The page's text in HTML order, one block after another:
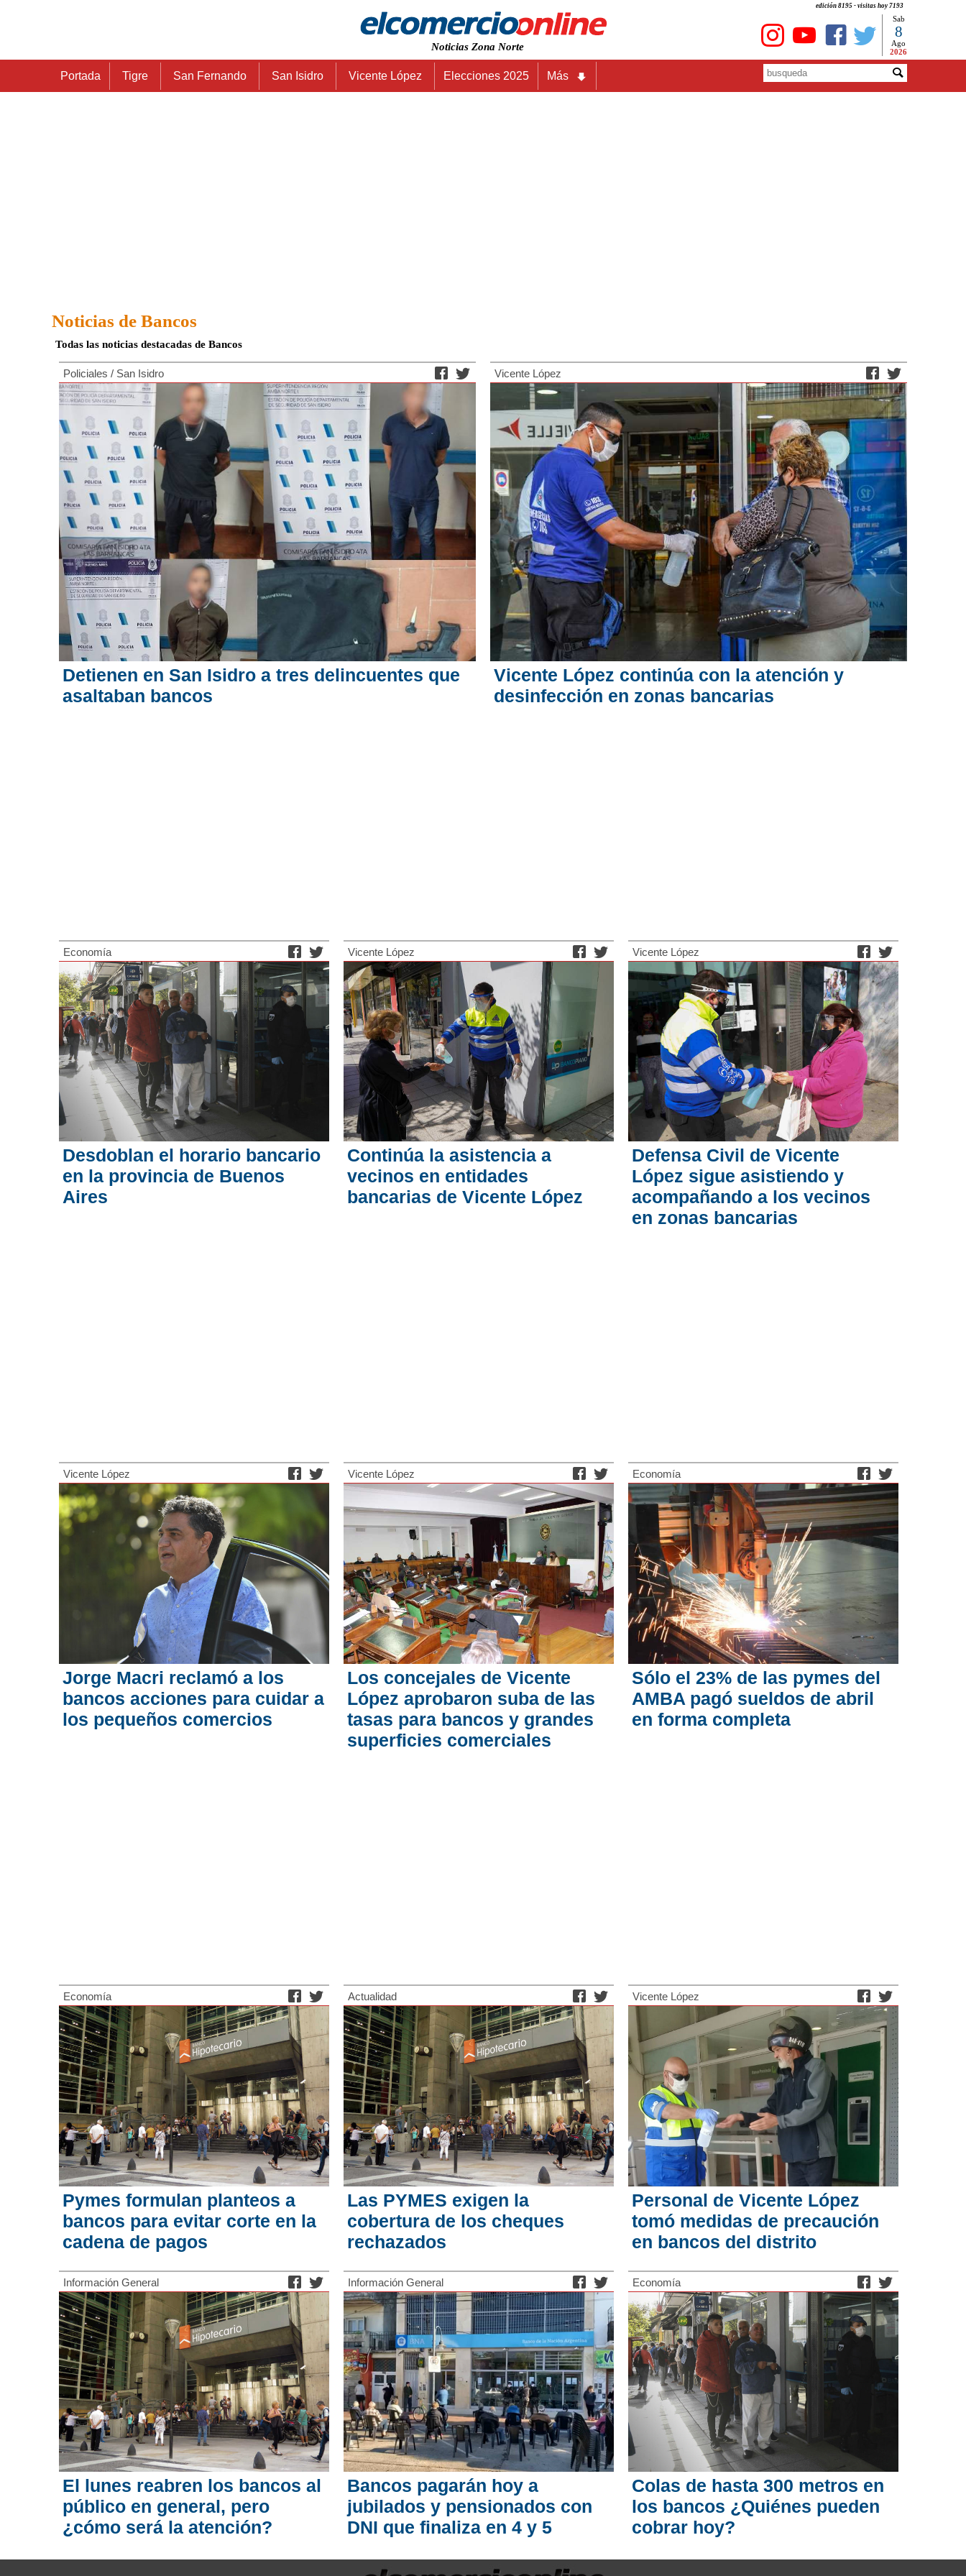
edición 8195 - visitas hoy 7193
Noticias Zona Norte
Sab
8
Ago
2026
Portada Tigre San Fernando San Isidro Vicente López Elecciones 2025 Más
Noticias de Bancos
Todas las noticias destacadas de Bancos
Policiales / San Isidro
Detienen en San Isidro a tres delincuentes que
asaltaban bancos
Vicente López
Vicente López continúa con la atención y
desinfección en zonas bancarias
Economía
Desdoblan el horario bancario
en la provincia de Buenos
Aires
Vicente López
Continúa la asistencia a
vecinos en entidades
bancarias de Vicente López
Vicente López
Defensa Civil de Vicente
López sigue asistiendo y
acompañando a los vecinos
en zonas bancarias
Vicente López
Jorge Macri reclamó a los
bancos acciones para cuidar a
los pequeños comercios
Vicente López
Los concejales de Vicente
López aprobaron suba de las
tasas para bancos y grandes
superficies comerciales
Economía
Sólo el 23% de las pymes del
AMBA pagó sueldos de abril
en forma completa
Economía
Pymes formulan planteos a
bancos para evitar corte en la
cadena de pagos
Actualidad
Las PYMES exigen la
cobertura de los cheques
rechazados
Vicente López
Personal de Vicente López
tomó medidas de precaución
en bancos del distrito
Información General
El lunes reabren los bancos al
público en general, pero
¿cómo será la atención?
Información General
Bancos pagarán hoy a
jubilados y pensionados con
DNI que finaliza en 4 y 5
Economía
Colas de hasta 300 metros en
los bancos ¿Quiénes pueden
cobrar hoy?